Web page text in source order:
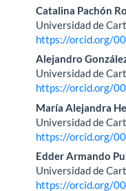
principal
del
artículo
Catalina Pachón
Universidad de
https://orcid.org/
Alejandro
Universidad de
https://orcid.org/
María Alejandra
Universidad de
https://orcid.org/
Edder Armando
Universidad de
https://orcid.org/